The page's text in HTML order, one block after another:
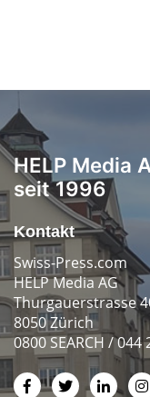
HELP Media
seit 1996
Kontakt
Swiss-Press.com
HELP Media AG
Thurgauerstrasse
8050 Zürich
0800 SEARCH / 044